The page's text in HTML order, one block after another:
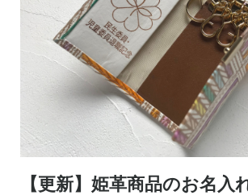
【更新】姫革商品のお名入